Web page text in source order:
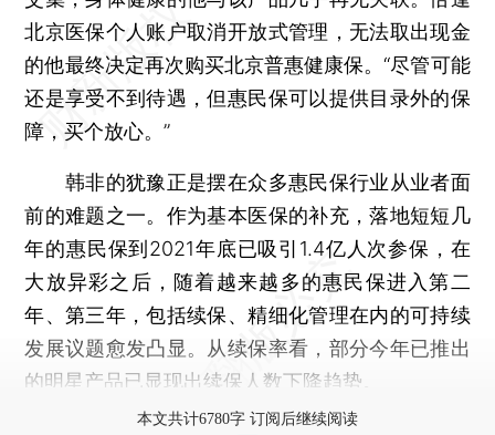
北京医保个人账户取消开放式管理，无法取出现金
的他最终决定再次购买北京普惠健康保。“尽管可能
还是享受不到待遇，但惠民保可以提供目录外的保
障，买个放心。”
韩非的犹豫正是摆在众多惠民保行业从业者面
前的难题之一。作为基本医保的补充，落地短短几
年的惠民保到2021年底已吸引1.4亿人次参保，在
大放异彩之后，随着越来越多的惠民保进入第二
年、第三年，包括续保、精细化管理在内的可持续
发展议题愈发凸显。从续保率看，部分今年已推出
的明星产品已显现出续保人数下降趋势。
本文共计6780字 订阅后继续阅读